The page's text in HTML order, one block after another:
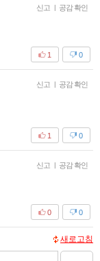
신고 | 공감 확인
0
1
신고 | 공감 확인
0
1
신고 | 공감 확인
0
0
새로고침